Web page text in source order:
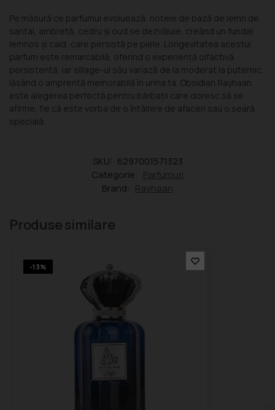
Pe măsură ce parfumul evoluează, notele de bază de lemn de
santal, ambretă, cedru și oud se dezvăluie, creând un fundal
lemnos și cald, care persistă pe piele. Longevitatea acestui
parfum este remarcabilă, oferind o experiență olfactivă
persistentă, iar sillage-ul său variază de la moderat la puternic,
lăsând o amprentă memorabilă în urma ta. Obsidian Rayhaan
este alegerea perfectă pentru bărbații care doresc să se
afirme, fie că este vorba de o întâlnire de afaceri sau o seară
specială.
SKU: 6297001571323
Categorie: Parfumuri
Brand: Rayhaan
Produse similare
-13%